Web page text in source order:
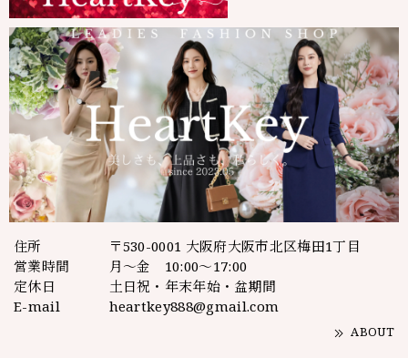
住所
〒530-0001 大阪府大阪市北区梅田1丁目
営業時間
月～金 10:00～17:00
定休日
土日祝・年末年始・盆期間
E-mail
heartkey888@gmail.com
ABOUT